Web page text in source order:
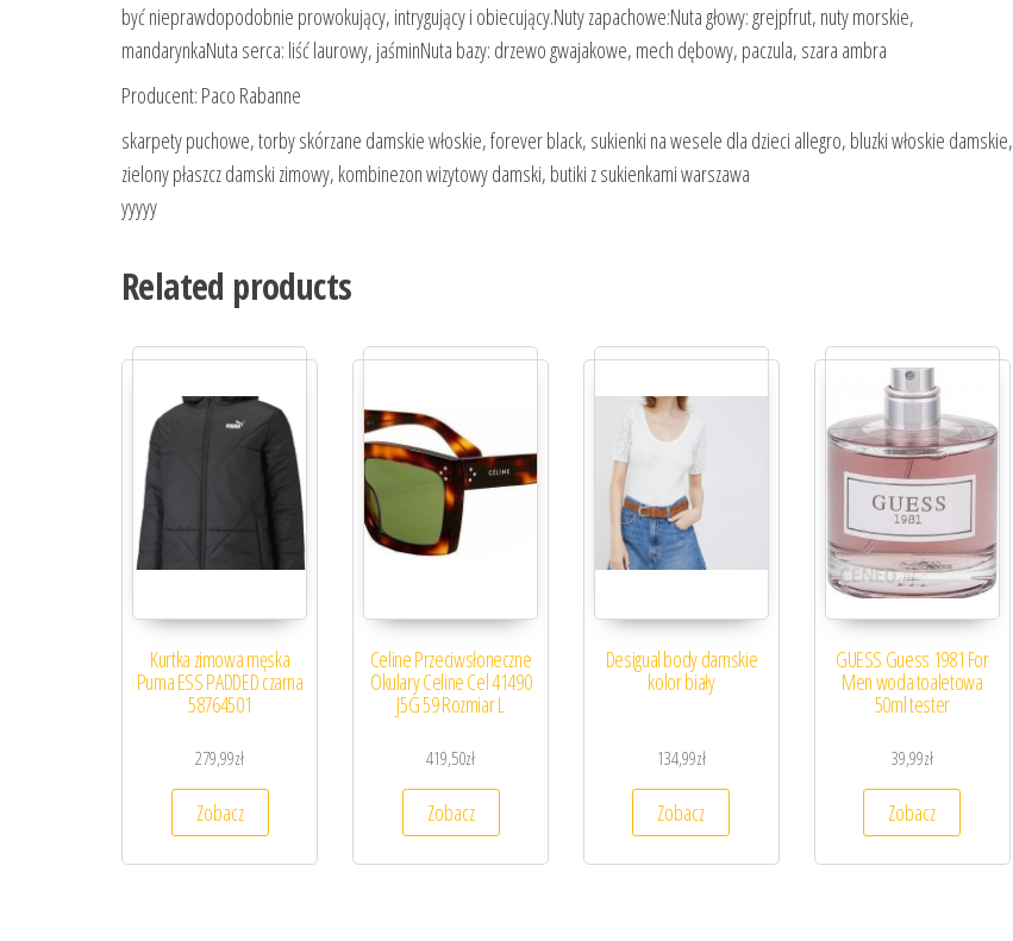
być nieprawdopodobnie prowokujący, intrygujący i obiecujący.Nuty zapachowe:Nuta głowy: grejpfrut, nuty morskie,
mandarynkaNuta serca: liść laurowy, jaśminNuta bazy: drzewo gwajakowe, mech dębowy, paczula, szara ambra
Producent: Paco Rabanne
skarpety puchowe, torby skórzane damskie włoskie, forever black, sukienki na wesele dla dzieci allegro, bluzki włoskie damskie,
zielony płaszcz damski zimowy, kombinezon wizytowy damski, butiki z sukienkami warszawa
yyyyy
Related products
Kurtka zimowa męska
Puma ESS PADDED czarna
58764501
279,99zł
Zobacz
Celine Przeciwsłoneczne
Okulary Celine Cel 41490
J5G 59 Rozmiar L
419,50zł
Zobacz
Desigual body damskie
kolor biały
134,99zł
Zobacz
GUESS Guess 1981 For
Men woda toaletowa
50ml tester
39,99zł
Zobacz